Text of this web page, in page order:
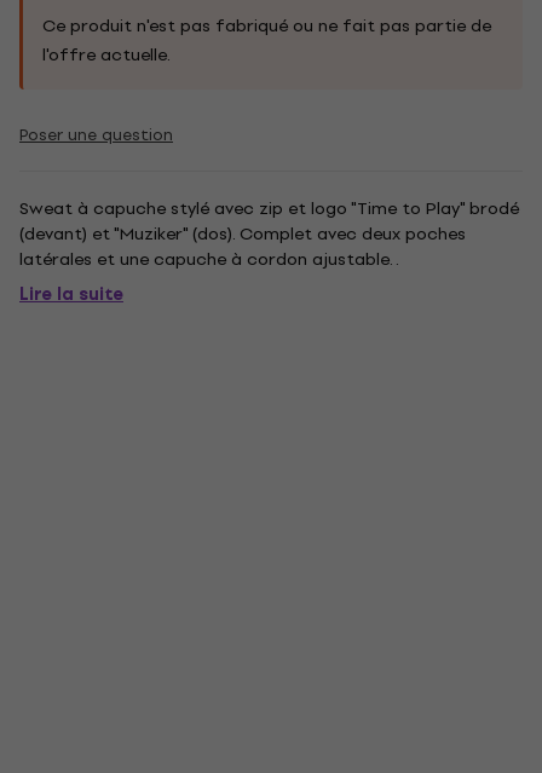
Ce produit n'est pas fabriqué ou ne fait pas partie de
l'offre actuelle.
Poser une question
Sweat à capuche stylé avec zip et logo "Time to Play" brodé
(devant) et "Muziker" (dos). Complet avec deux poches
latérales et une capuche à cordon ajustable. .
Lire la suite